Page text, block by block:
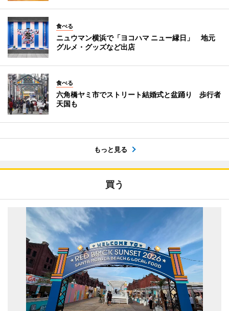
食べる
ニュウマン横浜で「ヨコハマ ニュー縁日」 地元
グルメ・グッズなど出店
食べる
六角橋ヤミ市でストリート結婚式と盆踊り 歩行者
天国も
もっと見る
買う